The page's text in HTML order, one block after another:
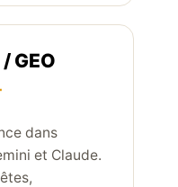
GEO
dans
et Claude.